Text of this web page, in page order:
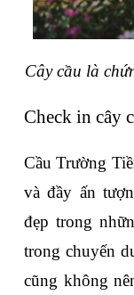
Cây cầu là
Check in cây
Cầu Trường
và đầy ấn
đẹp trong
trong chuyến
cũng không